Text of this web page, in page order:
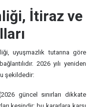
İtiraz ve
uyuşmazlık tutarına göre
2026 yılı yeniden
şekildedir:
güncel sınırları dikkate